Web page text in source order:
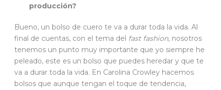
producción?
Bueno, un bolso de cuero te va a durar toda la vida. Al
final de cuentas, con el tema del fast fashion, nosotros
tenemos un punto muy importante que yo siempre he
peleado, este es un bolso que puedes heredar y que te
va a durar toda la vida. En Carolina Crowley hacemos
bolsos que aunque tengan el toque de tendencia,